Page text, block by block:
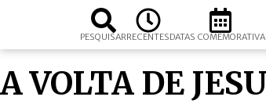
PESQUISARRECENTESDATAS
A VOLTA DE